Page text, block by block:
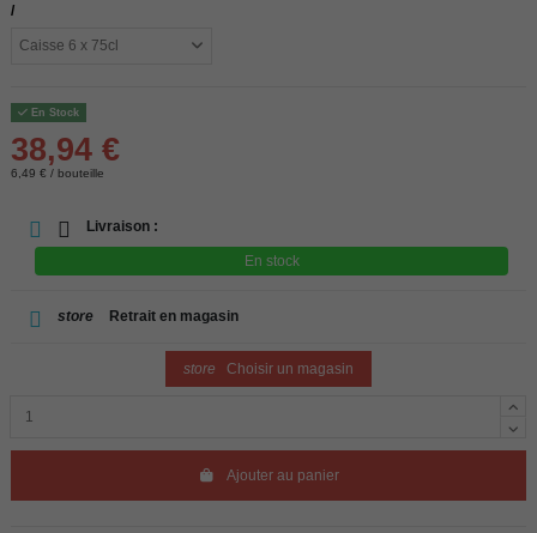
/
En Stock
38,94 €
6,49 € / bouteille
Livraison :
En stock
store Retrait en magasin
store Choisir un magasin
Ajouter au panier